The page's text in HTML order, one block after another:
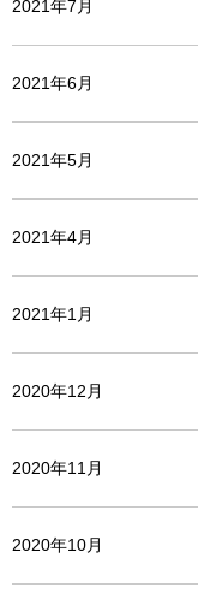
2021年7月
2021年6月
2021年5月
2021年4月
2021年1月
2020年12月
2020年11月
2020年10月